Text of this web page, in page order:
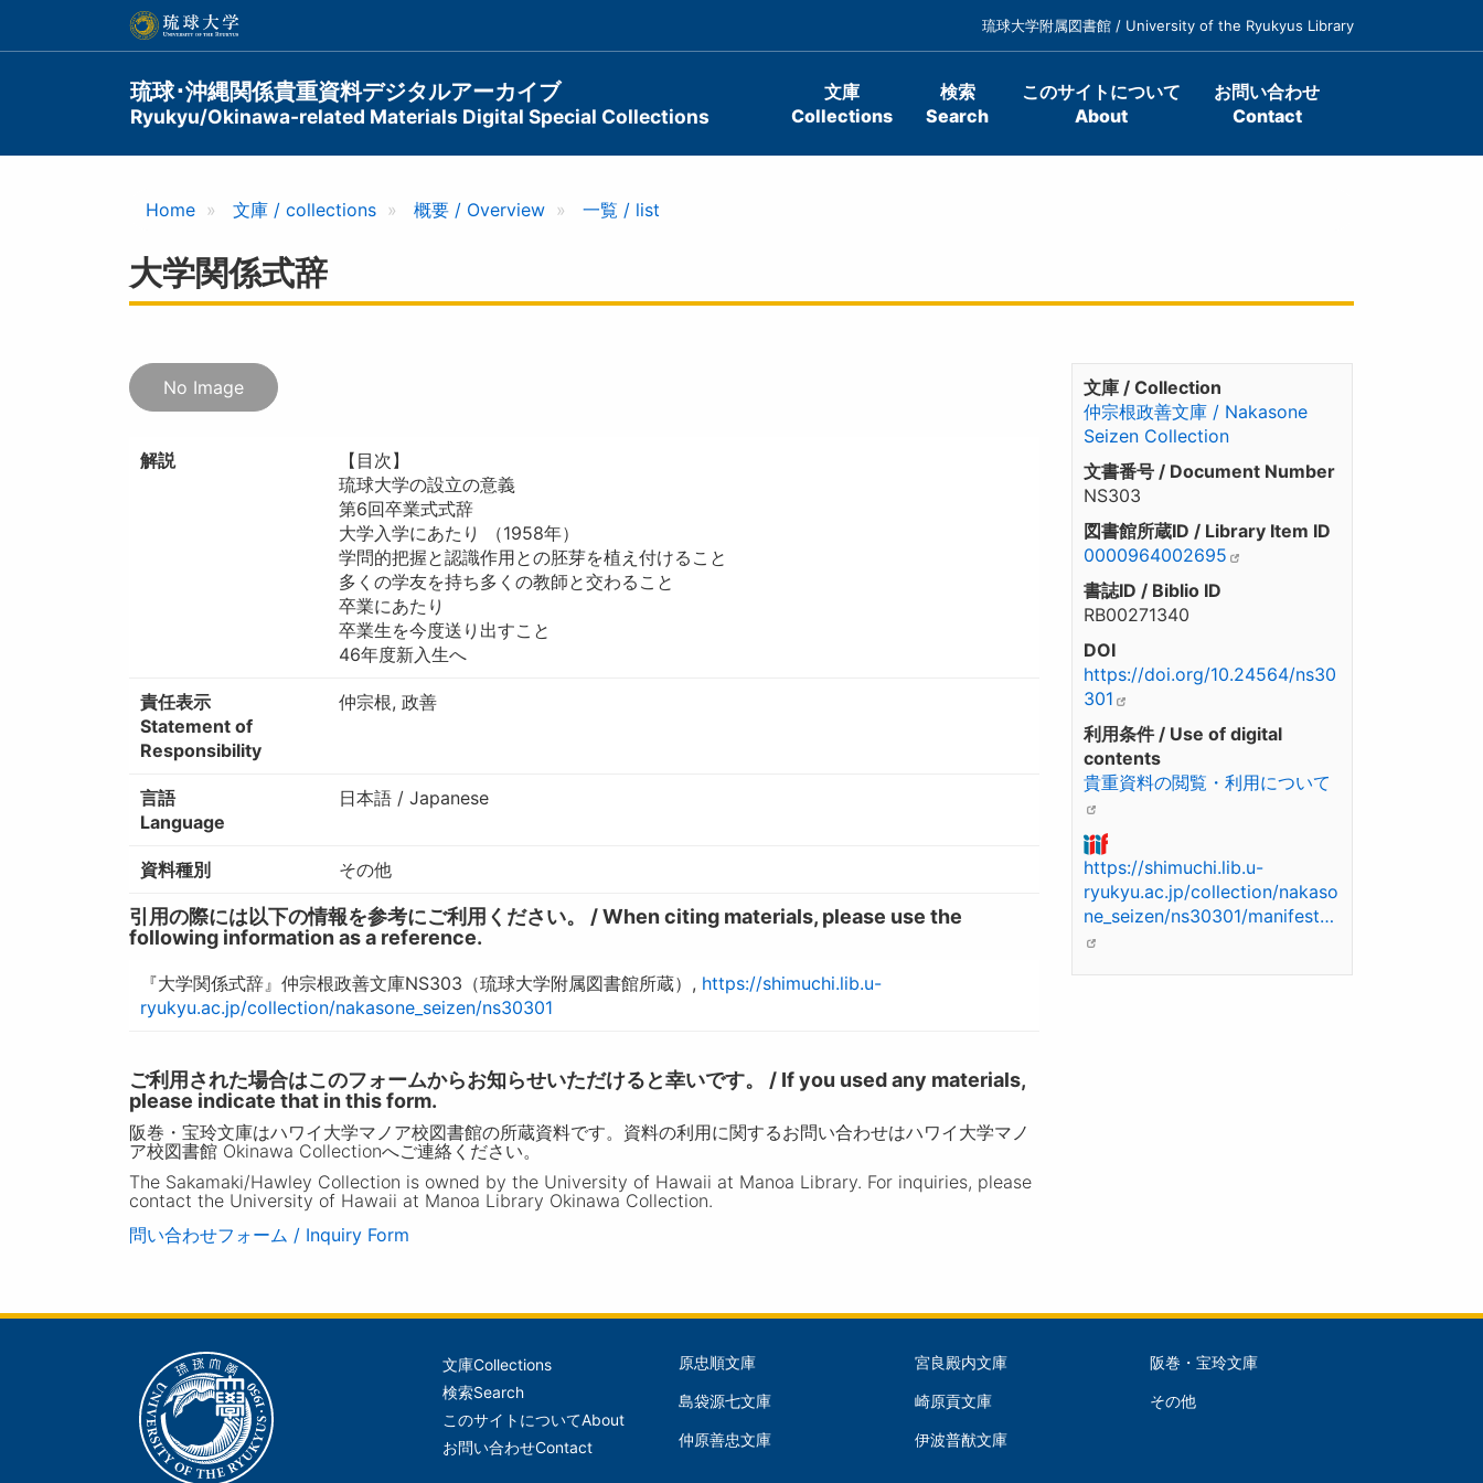
ン
琉球大学附属図書館 / University of the Ryukyus Library
琉球･沖縄関係貴重資料デジタルアーカイブ
Ryukyu/Okinawa-related Materials Digital Special Collections
Main
navigation
文庫
Collections
検索
Search
このサイトについて
About
お問い合わせ
Contact
Home 文庫 / collections 概要 / Overview 一覧 / list
大学関係式辞
No Image
解説
【目次】
琉球大学の設立の意義
第6回卒業式式辞
大学入学にあたり （1958年）
学問的把握と認識作用との胚芽を植え付けること
多くの学友を持ち多くの教師と交わること
卒業にあたり
卒業生を今度送り出すこと
46年度新入生へ
責任表示
Statement of
Responsibility
仲宗根, 政善
言語
Language
日本語 / Japanese
資料種別 その他
引用の際には以下の情報を参考にご利用ください。 / When citing materials, please use the
following information as a reference.
『大学関係式辞』仲宗根政善文庫NS303（琉球大学附属図書館所蔵）, https://shimuchi.lib.u-
ryukyu.ac.jp/collection/nakasone_seizen/ns30301
ご利用された場合はこのフォームからお知らせいただけると幸いです。 / If you used any materials,
please indicate that in this form.
阪巻・宝玲文庫はハワイ大学マノア校図書館の所蔵資料です。資料の利用に関するお問い合わせはハワイ大学マノ
ア校図書館 Okinawa Collectionへご連絡ください。
The Sakamaki/Hawley Collection is owned by the University of Hawaii at Manoa Library. For inquiries, please
contact the University of Hawaii at Manoa Library Okinawa Collection.
問い合わせフォーム / Inquiry Form
文庫 / Collection
仲宗根政善文庫 / Nakasone
Seizen Collection
文書番号 / Document Number
NS303
図書館所蔵ID / Library Item ID
0000964002695
書誌ID / Biblio ID
RB00271340
DOI
https://doi.org/10.24564/ns30
301
利用条件 / Use of digital
contents
貴重資料の閲覧・利用について
https://shimuchi.lib.u-
ryukyu.ac.jp/collection/nakaso
ne_seizen/ns30301/manifest…
メ
イ
ン
文庫Collections
検索Search
このサイトについてAbout
お問い合わせContact
文
(Left)
原忠順文庫
島袋源七文庫
仲原善忠文庫
文
(Middle)
宮良殿内文庫
崎原貢文庫
伊波普猷文庫
文
庫
阪巻・宝玲文庫
その他